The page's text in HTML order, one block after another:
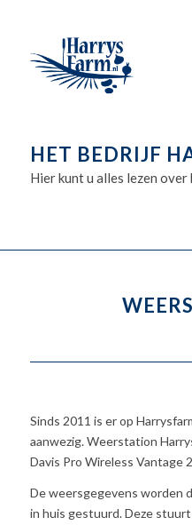
HET BEDRIJF
Hier kunt u alles lezen
Sinds 2011 is er op
aanwezig. Weerstation
Davis Pro Wireless Vantage
De weersgegevens worden
in huis gestuurd. Deze